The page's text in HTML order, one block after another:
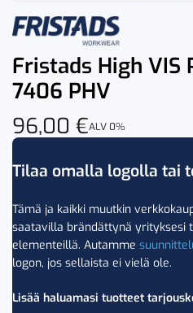
Fristads High VIS
7406 PHV
96,00 €ALV 0%
Tilaa omalla logolla tai
Tämä ja kaikki muutkin
saatavilla brändättynä yrityksesi
elementeillä. Autamme
logon, jos sellaista ei vielä ole.
Lisää haluamasi tuotteet